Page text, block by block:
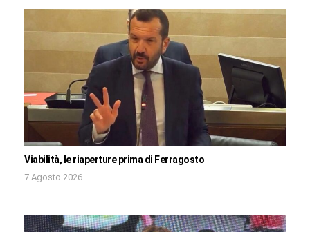
Viabilità, le riaperture prima di Ferragosto
7 Agosto 2026